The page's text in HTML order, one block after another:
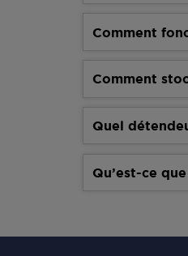
Comment
Comment
Quel
Qu’est-ce